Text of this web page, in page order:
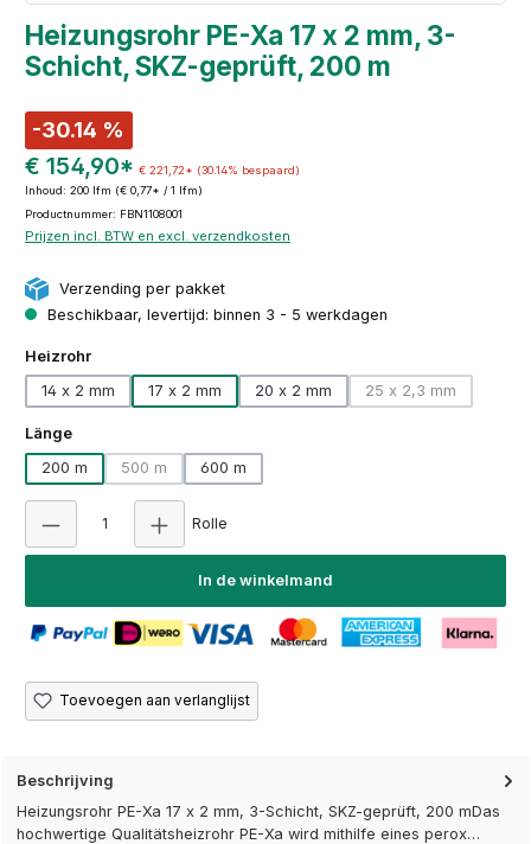
Heizungsrohr PE-Xa 17 x 2 mm, 3-
Schicht, SKZ-geprüft, 200 m
-30.14 %
€ 154,90* € 221,72* (30.14% bespaard)
Inhoud: 200 lfm (€ 0,77* / 1 lfm)
Productnummer: FBN1108001
Prijzen incl. BTW en excl. verzendkosten
Verzending per pakket
Beschikbaar, levertijd: binnen 3 - 5 werkdagen
Selecteer
Heizrohr
14 x 2 mm
17 x 2 mm 20 x 2 mm 25 x 2,3 mm
(Deze optie is
Selecteer
Länge
200 m
500 m
(Deze optie is momenteel niet beschikbaar.)
600 m
Rolle
In de winkelmand
Toevoegen aan verlanglijst
Beschrijving
Heizungsrohr PE-Xa 17 x 2 mm, 3-Schicht, SKZ-geprüft, 200 mDas
hochwertige Qualitätsheizrohr PE-Xa wird mithilfe eines perox…